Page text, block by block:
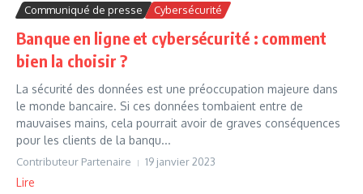
Communiqué de presse Cybersécurité
Banque en ligne et cybersécurité : comment
bien la choisir ?
La sécurité des données est une préoccupation majeure dans
le monde bancaire. Si ces données tombaient entre de
mauvaises mains, cela pourrait avoir de graves conséquences
pour les clients de la banqu...
Contributeur Partenaire 19 janvier 2023
Lire